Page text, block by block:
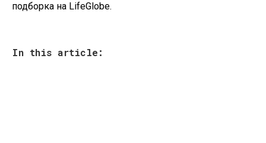
подборка на LifeGlobe.
In this article: